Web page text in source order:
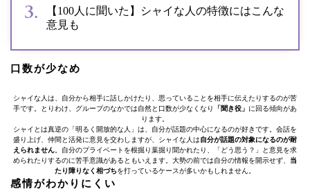
【100人に聞いた】シャイな人の特徴にはこんな
意見も
口数が少なめ
シャイな人は、自分から相手に話しかけたり、思っていることを相手に伝えたりするのが苦
手です。とりわけ、グループのなかでは自然と口数が少なくなり
「聞き役」 に回る傾向があ
ります。
シャイとは真逆の「明るく開放的な人」は、自分が話題の中心になるのが好きです。会話を
盛り上げ、仲間と活発に意見を交わしますが、シャイな人は自分が話題の対象になるのが耐
えられません 。自分のプライベートを根掘り葉掘り聞かれたり、「どう思う？」と意見を求
められたりするのに苦手意識があるともいえます。大勢の前では自分の情報を開示せず、 当
たり障りなく相づちを打っているケースが多いかもしれません。
感情がわかりにくい